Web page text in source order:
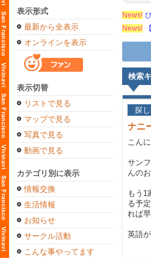
表示形式
最新から全表示
オンラインを表示
表示切替
リストで見る
マップで見る
写真で見る
動画で見る
カテゴリ別に表示
情報交換
生活情報
お知らせ
サークル活動
こんな事やってます
News!
News!
検索
探
ナニ
こん
サン
んの
もう1
る予
れば
英語